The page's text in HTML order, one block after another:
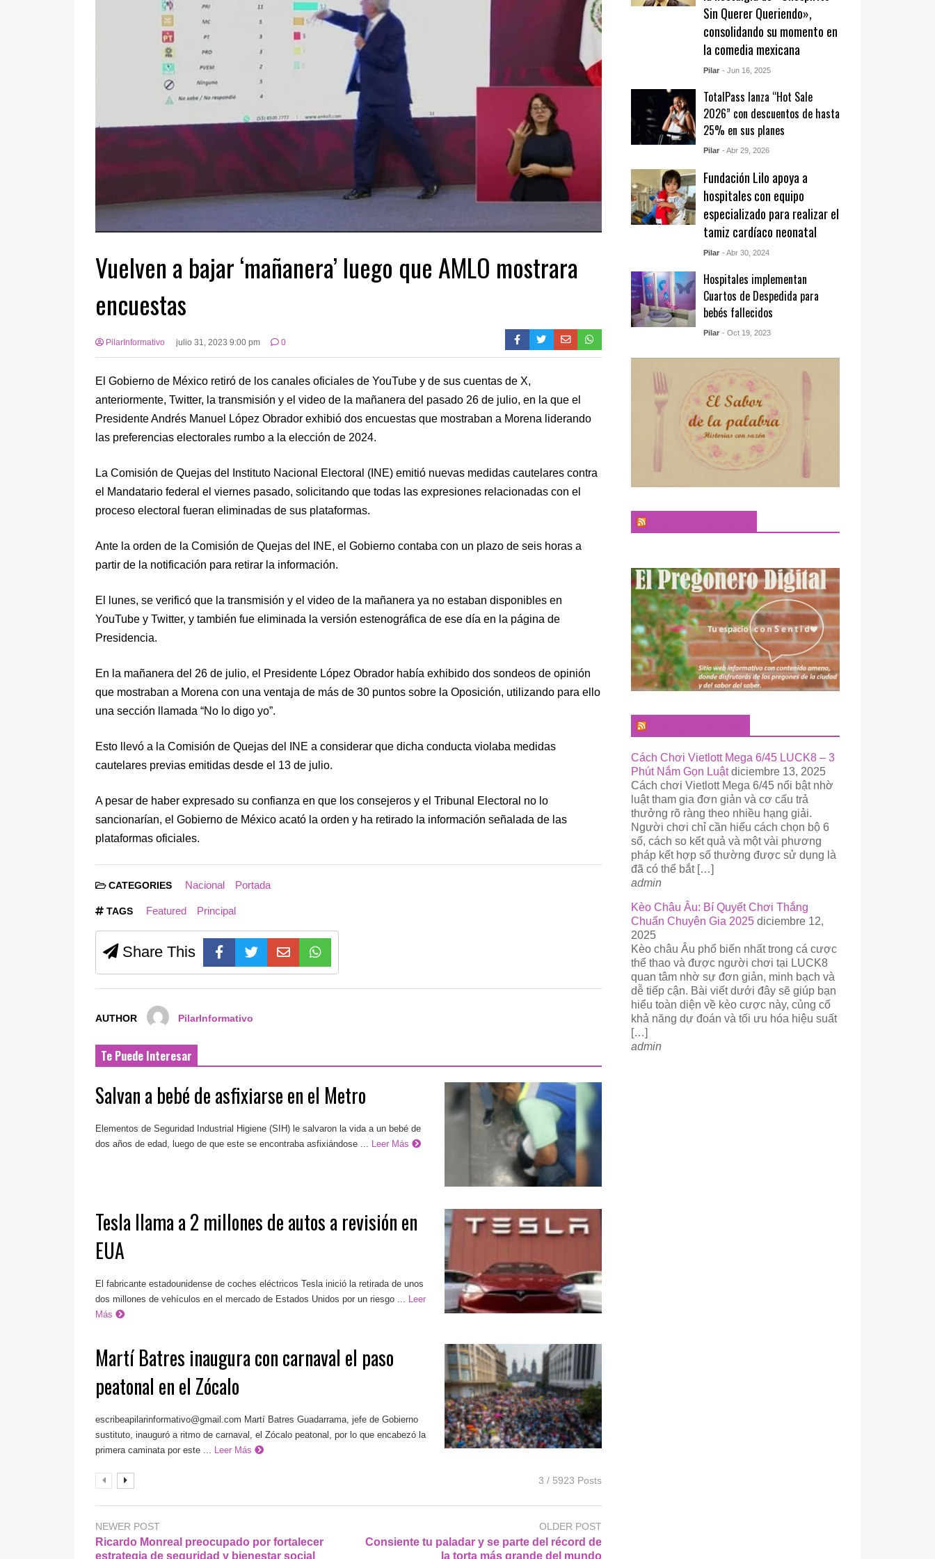
Vuelven a bajar ‘mañanera’ luego que AMLO mostrara
encuestas
PilarInformativo julio 31, 2023 9:00 pm 0
El Gobierno de México retiró de los canales oficiales de YouTube y de sus cuentas de X,
anteriormente, Twitter, la transmisión y el video de la mañanera del pasado 26 de julio, en la que el
Presidente Andrés Manuel López Obrador exhibió dos encuestas que mostraban a Morena liderando
las preferencias electorales rumbo a la elección de 2024.
La Comisión de Quejas del Instituto Nacional Electoral (INE) emitió nuevas medidas cautelares contra
el Mandatario federal el viernes pasado, solicitando que todas las expresiones relacionadas con el
proceso electoral fueran eliminadas de sus plataformas.
Ante la orden de la Comisión de Quejas del INE, el Gobierno contaba con un plazo de seis horas a
partir de la notificación para retirar la información.
El lunes, se verificó que la transmisión y el video de la mañanera ya no estaban disponibles en
YouTube y Twitter, y también fue eliminada la versión estenográfica de ese día en la página de
Presidencia.
En la mañanera del 26 de julio, el Presidente López Obrador había exhibido dos sondeos de opinión
que mostraban a Morena con una ventaja de más de 30 puntos sobre la Oposición, utilizando para ello
una sección llamada “No lo digo yo”.
Esto llevó a la Comisión de Quejas del INE a considerar que dicha conducta violaba medidas
cautelares previas emitidas desde el 13 de julio.
A pesar de haber expresado su confianza en que los consejeros y el Tribunal Electoral no lo
sancionarían, el Gobierno de México acató la orden y ha retirado la información señalada de las
plataformas oficiales.
CATEGORIES Nacional Portada
TAGS Featured Principal
Share This
AUTHOR PilarInformativo
Te Puede Interesar
Salvan a bebé de asfixiarse en el Metro
Elementos de Seguridad Industrial Higiene (SIH) le salvaron la vida a un bebé de
dos años de edad, luego de que este se encontraba asfixiándose ... Leer Más
Tesla llama a 2 millones de autos a revisión en
EUA
El fabricante estadounidense de coches eléctricos Tesla inició la retirada de unos
dos millones de vehículos en el mercado de Estados Unidos por un riesgo ...
Leer
Más
Martí Batres inaugura con carnaval el paso
peatonal en el Zócalo
escribeapilarinformativo@gmail.com Martí Batres Guadarrama, jefe de Gobierno
sustituto, inauguró a ritmo de carnaval, el Zócalo peatonal, por lo que encabezó la
primera caminata por este ...
Leer Más
3 / 5923 Posts
NEWER POST
Ricardo Monreal preocupado por fortalecer
estrategia de seguridad y bienestar social
OLDER POST
Consiente tu paladar y se parte del récord de
la torta más grande del mundo
Sin Querer Queriendo»,
consolidando su momento en
la comedia mexicana
Pilar - Jun 16, 2025
TotalPass lanza “Hot Sale
2026” con descuentos de hasta
25% en sus planes
Pilar - Abr 29, 2026
Fundación Lilo apoya a
hospitales con equipo
especializado para realizar el
tamiz cardíaco neonatal
Pilar - Abr 30, 2024
Hospitales implementan
Cuartos de Despedida para
bebés fallecidos
Pilar - Oct 19, 2023
Cách Chơi Vietlott Mega 6/45 LUCK8 – 3
Phút Nắm Gọn Luật diciembre 13, 2025
Cách chơi Vietlott Mega 6/45 nổi bật nhờ
luật tham gia đơn giản và cơ cấu trả
thưởng rõ ràng theo nhiều hạng giải.
Người chơi chỉ cần hiểu cách chọn bộ 6
số, cách so kết quả và một vài phương
pháp kết hợp số thường được sử dụng là
đã có thể bắt […]
admin
Kèo Châu Âu: Bí Quyết Chơi Thắng
Chuẩn Chuyên Gia 2025 diciembre 12,
2025
Kèo châu Âu phổ biến nhất trong cá cược
thể thao và được người chơi tại LUCK8
quan tâm nhờ sự đơn giản, minh bạch và
dễ tiếp cận. Bài viết dưới đây sẽ giúp bạn
hiểu toàn diện về kèo cược này, củng cố
khả năng dự đoán và tối ưu hóa hiệu suất
[…]
admin